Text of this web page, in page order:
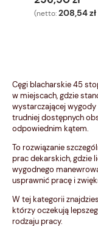
(netto:208,54 zł
Cęgi blacharskie 45
w miejscach, gdzie
wystarczającej wygody
trudniej dostępnych
odpowiednim kątem.
To rozwiązanie
prac dekarskich, gdzie
wygodnego
usprawnić pracę i
W tej kategorii
którzy oczekują
rodzaju pracy.